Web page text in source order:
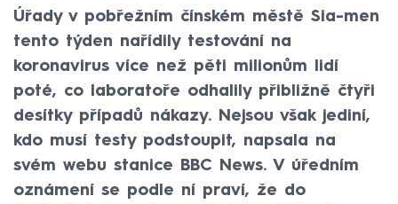
Úřady v pobřežním čínském městě Sia-men
tento týden nařídily testování na
koronavirus více než pěti milionům lidí
poté, co laboratoře odhalily přibližně čtyři
desítky případů nákazy. Nejsou však jediní,
kdo musí testy podstoupit, napsala na
svém webu stanice BBC News. V úředním
oznámení se podle ní praví, že do